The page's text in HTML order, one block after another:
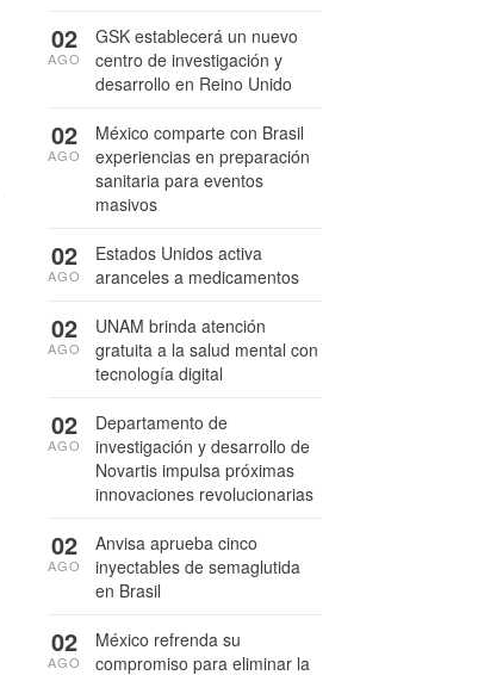
GSK establecerá un nuevo
centro de investigación y
desarrollo en Reino Unido
02
AGO
México comparte con Brasil
experiencias en preparación
sanitaria para eventos
masivos
02
AGO
Estados Unidos activa
aranceles a medicamentos
02
AGO
UNAM brinda atención
gratuita a la salud mental con
tecnología digital
02
AGO
Departamento de
investigación y desarrollo de
Novartis impulsa próximas
innovaciones revolucionarias
02
AGO
Anvisa aprueba cinco
inyectables de semaglutida
en Brasil
02
AGO
México refrenda su
compromiso para eliminar la
02
AGO